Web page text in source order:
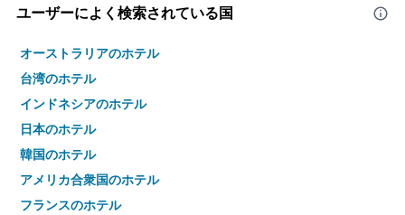
ユーザーによく検索されている国
オーストラリアのホテル
台湾のホテル
インドネシアのホテル
日本のホテル
韓国のホテル
アメリカ合衆国のホテル
フランスのホテル